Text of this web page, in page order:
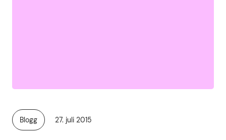
Kategori:
Blogg Publisert
27. juli 2015